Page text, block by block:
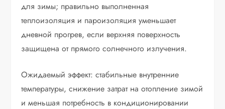
для зимы; правильно выполненная
теплоизоляция и пароизоляция уменьшает
дневной прогрев, если верхняя поверхность
защищена от прямого солнечного излучения.
Ожидаемый эффект: стабильные внутренние
температуры, снижение затрат на отопление зимой
и меньшая потребность в кондиционировании